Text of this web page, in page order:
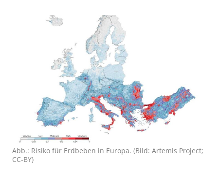
Abb.: Risiko für Erdbeben in Europa. (Bild: Artemis Project;
CC-BY)